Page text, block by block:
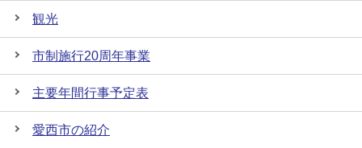
観光
市制施行20周年事業
主要年間行事予定表
愛西市の紹介